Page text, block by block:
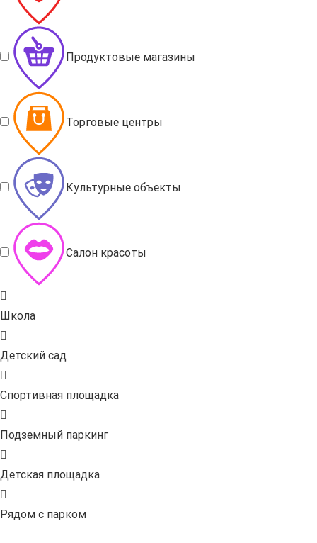
Продуктовые магазины
Торговые центры
Культурные объекты
Салон красоты
Школа
Детский сад
Спортивная площадка
Подземный паркинг
Детская площадка
Рядом с парком